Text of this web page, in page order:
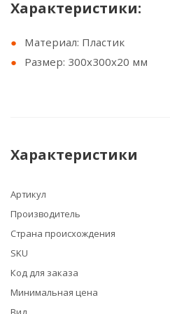
Характеристики:
Материал: Пластик
Размер: 300х300х20 мм
Характеристики
Артикул
Производитель
Страна происхождения
SKU
Код для заказа
Минимальная цена